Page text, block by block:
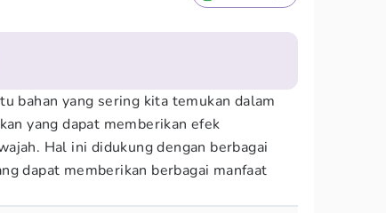
bahan yang sering kita temukan dalam
yang dapat memberikan efek
Hal ini didukung dengan berbagai
dapat memberikan berbagai manfaat